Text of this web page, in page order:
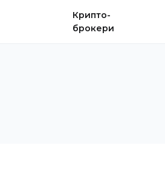
Крипто-
брокери